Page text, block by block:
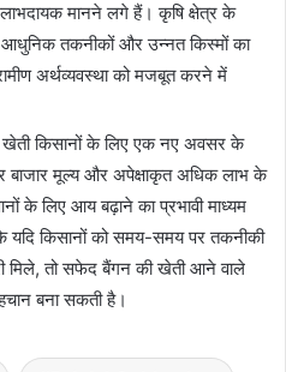
मानने लगे हैं। कृषि क्षेत्र के
आधुनिक तकनीकों और उन्नत किस्मों का
अर्थव्यवस्था को मजबूत करने में
किसानों के लिए एक नए अवसर के
बाजार मूल्य और अपेक्षाकृत अधिक लाभ के
के लिए आय बढ़ाने का प्रभावी माध्यम
यदि किसानों को समय-समय पर तकनीकी
मिले, तो सफेद बैंगन की खेती आने वाले
बना सकती है।